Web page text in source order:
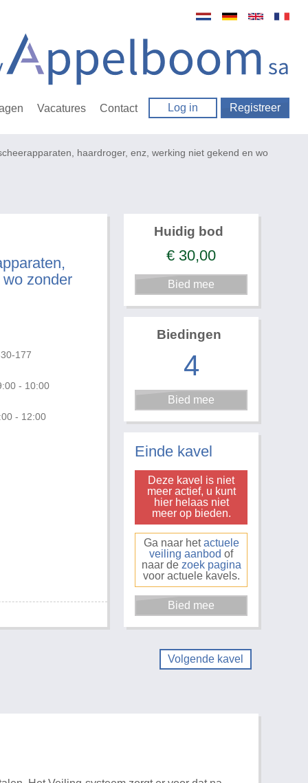
Vacatures Contact Log in Registreer
haardroger, enz, werking niet gekend en wo
zonder
177
- 10:00
- 12:00
Huidig bod
€ 30,00
Biedingen
4
Einde kavel
Deze kavel is niet
meer actief, u kunt
hier helaas niet
meer op bieden.
Ga naar hetactuele
veiling aanbod of
naar de zoek pagina
voor actuele kavels.
Volgende kavel